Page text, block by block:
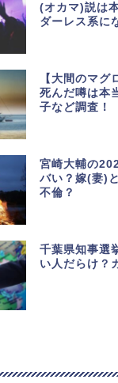
(オカマ)説は
ダーレス系に
【大間のマグ
死んだ噂は本
子など調査！
宮崎大輔の
バい？嫁(妻)
不倫？
千葉県知事選
い人だらけ？